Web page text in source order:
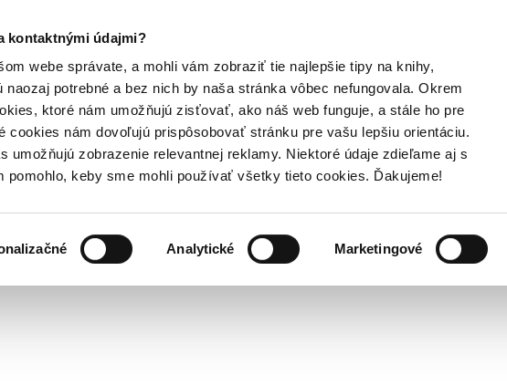
kontaktnými údajmi?
webe správate, a mohli vám zobraziť tie najlepšie tipy na knihy,
potrebné a bez nich by naša stránka vôbec nefungovala. Okrem
ktoré nám umožňujú zisťovať, ako náš web funguje, a stále ho pre
cookies nám dovoľujú prispôsobovať stránku pre vašu lepšiu orientáciu.
umožňujú zobrazenie relevantnej reklamy. Niektoré údaje zdieľame aj s
pomohlo, keby sme mohli používať všetky tieto cookies. Ďakujeme!
Analytické Marketingové